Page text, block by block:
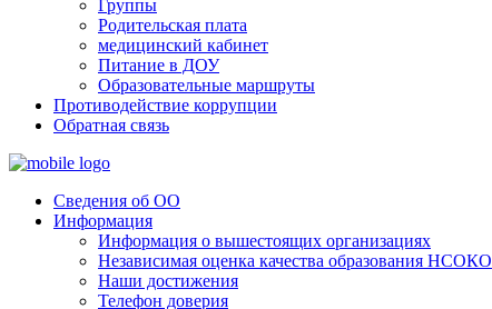
Группы
Родительская плата
медицинский кабинет
Питание в ДОУ
Образовательные маршруты
Противодействие коррупции
Обратная связь
Сведения об ОО
Информация
Информация о вышестоящих организациях
Независимая оценка качества образования НСОКО
Наши достижения
Телефон доверия